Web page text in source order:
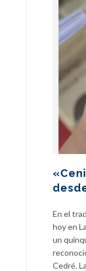
En el
hoy en
un
Cedré.